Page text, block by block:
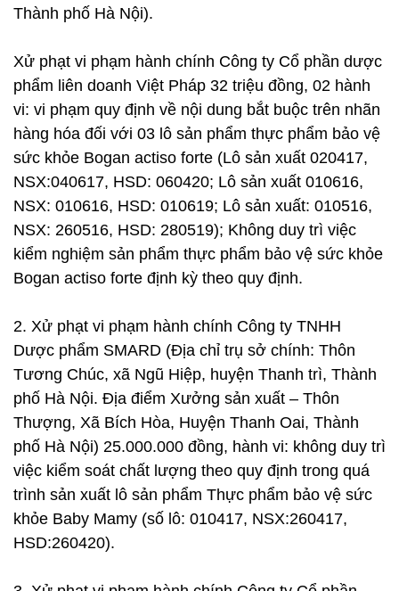
Thành phố Hà Nội).
Xử phạt vi phạm hành chính Công ty Cổ phần dược
phẩm liên doanh Việt Pháp 32 triệu đồng, 02 hành
vi: vi phạm quy định về nội dung bắt buộc trên nhãn
hàng hóa đối với 03 lô sản phẩm thực phẩm bảo vệ
sức khỏe Bogan actiso forte (Lô sản xuất 020417,
NSX:040617, HSD: 060420; Lô sản xuất 010616,
NSX: 010616, HSD: 010619; Lô sản xuất: 010516,
NSX: 260516, HSD: 280519); Không duy trì việc
kiểm nghiệm sản phẩm thực phẩm bảo vệ sức khỏe
Bogan actiso forte định kỳ theo quy định.
2. Xử phạt vi phạm hành chính Công ty TNHH
Dược phẩm SMARD (Địa chỉ trụ sở chính: Thôn
Tương Chúc, xã Ngũ Hiệp, huyện Thanh trì, Thành
phố Hà Nội. Địa điểm Xưởng sản xuất – Thôn
Thượng, Xã Bích Hòa, Huyện Thanh Oai, Thành
phố Hà Nội) 25.000.000 đồng, hành vi: không duy trì
việc kiểm soát chất lượng theo quy định trong quá
trình sản xuất lô sản phẩm Thực phẩm bảo vệ sức
khỏe Baby Mamy (số lô: 010417, NSX:260417,
HSD:260420).